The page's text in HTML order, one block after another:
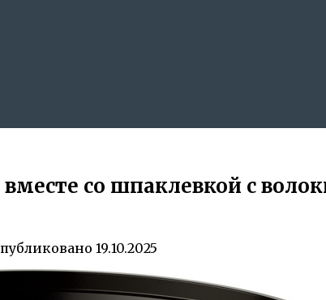
со шпаклевкой с
19.10.2025